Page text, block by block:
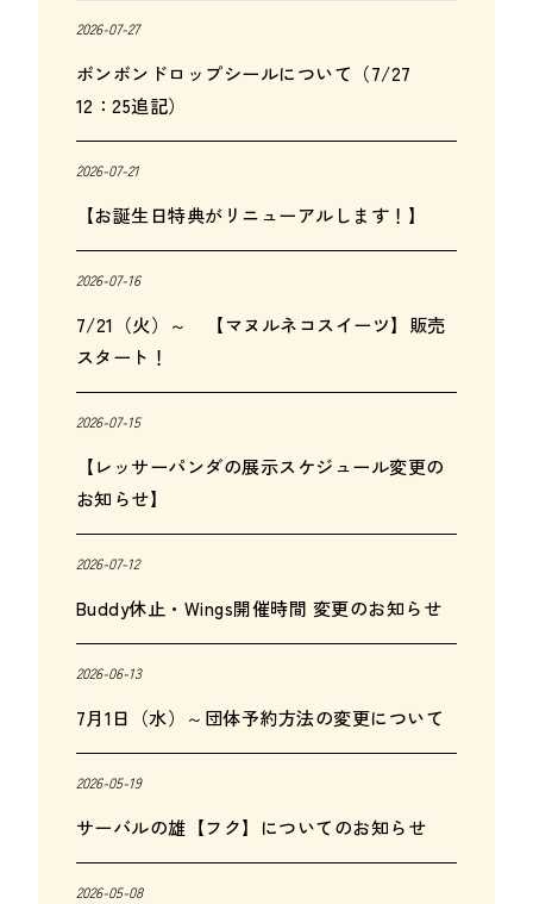
2026-07-27
ボンボンドロップシールについて（7/27
12：25追記）
2026-07-21
【お誕生日特典がリニューアルします！】
2026-07-16
7/21（火）～ 【マヌルネコスイーツ】販売
スタート！
2026-07-15
【レッサーパンダの展示スケジュール変更の
お知らせ】
2026-07-12
Buddy休止・Wings開催時間 変更のお知らせ
2026-06-13
7月1日（水）～団体予約方法の変更について
2026-05-19
サーバルの雄【フク】についてのお知らせ
2026-05-08